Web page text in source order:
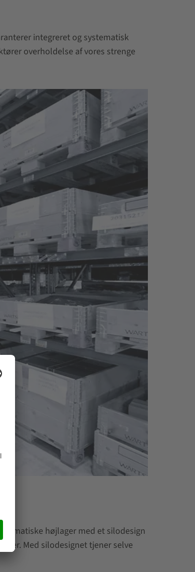
integreret og systematisk
overholdelse af vores strenge
højlager med et silodesign
Med silodesignet tjener selve